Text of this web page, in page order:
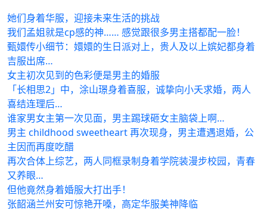
她们身着华服，迎接未来生活的挑战
我们孟姐就是cp感的神…… 感觉跟很多男主搭都配一脸！
甄嬛传小细节：嬛嬛的生日派对上，贵人及以上嫔妃都身着
吉服出席…
女主初次见到的色彩便是男主的婚服
「长相思2」中，涂山璟身着喜服，诚挚向小夭求婚，两人
喜结连理后…
谁家男女主第一次见面，男主踢球砸女主脑袋上啊…
男主 childhood sweetheart 再次现身，男主遭遇退婚，公
主因而再度吃醋
再次合体上综艺，两人同框录制身着学院装漫步校园，青春
又养眼…
但他竟然身着婚服大打出手！
张韶涵兰州安可惊艳开嗓，高定华服美神降临